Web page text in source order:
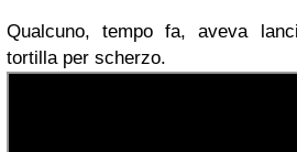
Qualcuno, tempo fa, aveva
tortilla per scherzo.